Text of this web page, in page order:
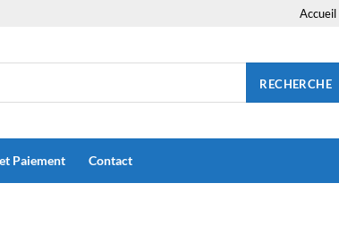
Accueil
RECHERCHE
Paiement Contact